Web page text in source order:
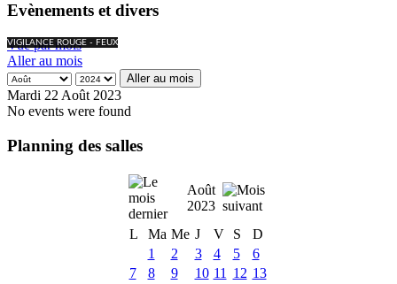
Evènements et divers
VIGILANCE ROUGE - FEUX
Vue par mois
Aller au mois
Aller au mois
Mardi 22 Août 2023
No events were found
Planning des salles
Août
2023
L
Ma Me J V S
D
1
2 3 4 5
6
7
8 9 10 11 12 13